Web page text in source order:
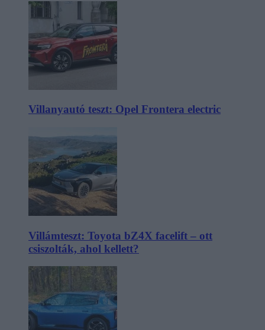
Villanyautó teszt: Opel Frontera electric
Villámteszt: Toyota bZ4X facelift – ott
csiszolták, ahol kellett?